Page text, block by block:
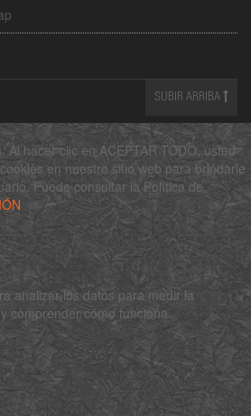
SUBIR ARRIBA
Al hacer clic en ACEPTAR TODO, usted
en nuestro sitio web para brindarle
Puede consultar la Política de
analizar los datos para medir la
comprender cómo funciona.